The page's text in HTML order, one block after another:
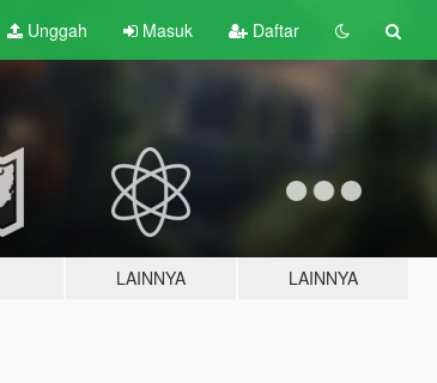
Unggah Masuk Daftar
LAINNYA LAINNYA